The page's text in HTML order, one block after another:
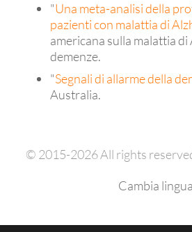
"Una meta-analisi della
pazienti con malattia di
americana sulla malattia
demenze.
"Segnali di allarme della
Australia.
© 2015-2026 All rights
Cambia lingua